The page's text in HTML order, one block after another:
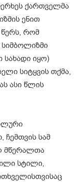
ქართველმა
ენით
წერს, რომ
სიმბოლიზმი
იყო)
სიტყვის თქმა,
ასი წლის
ჩემთვის სამ
მწერალთა
სტილი,